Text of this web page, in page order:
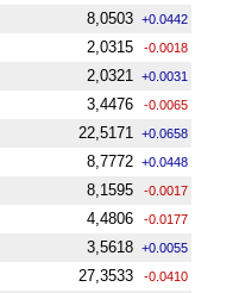
8,0503 +0.0442
2,0315 -0.0018
2,0321 +0.0031
3,4476 -0.0065
22,5171 +0.0658
8,7772 +0.0448
8,1595 -0.0017
4,4806 -0.0177
3,5618 +0.0055
27,3533 -0.0410